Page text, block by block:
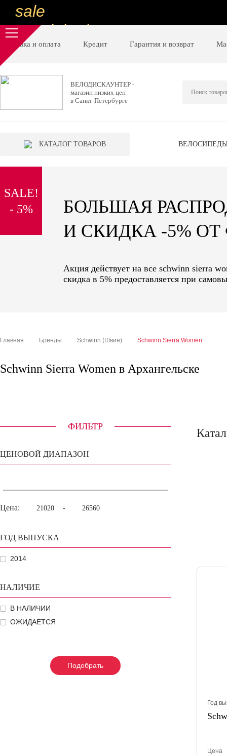
sale
special price
sale
низкие цены
вот дешево
special price
sale
надо брать
sale
Доставка и оплата Кредит Гарантия и возврат
ВЕЛОДИСКАУНТЕР -
магазин низких цен
в Санкт-Петербурге
КАТАЛОГ ТОВАРОВ
SALE!
- 5%
БОЛЬШАЯ
И СКИДКА -5%
Акция действует на все schwinn sierra
скидка в 5% предоставляется при
Главная Бренды Schwinn (Швин) Schwinn Sierra Women
Schwinn Sierra Women в Архангельске
ФИЛЬТР
ЦЕНОВОЙ ДИАПАЗОН
Цена: -
ГОД ВЫПУСКА
2014
НАЛИЧИЕ
В НАЛИЧИИ
ОЖИДАЕТСЯ
Подобрать
Подобрать
Подобрать
Год
Цена